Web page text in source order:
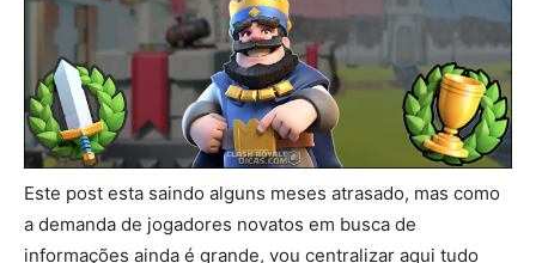
Este post esta saindo alguns meses atrasado, mas como
a demanda de jogadores novatos em busca de
informações ainda é grande, vou centralizar aqui tudo